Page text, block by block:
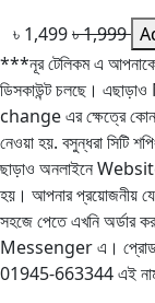
৳ 1,499৳ 1,999
***নূর টেলিকম এ আপনাকে
ডিসকাউন্ট চলছে।
change এর ক্ষেত্রে কোন
নেওয়া হয়. বসুন্ধরা সিটি
ছাড়াও অনলাইনে
হয়। আপনার প্রয়োজনীয় যে
সহজে পেতে এখনি অর্ডার
Messenger এ।
01945-663344 এই